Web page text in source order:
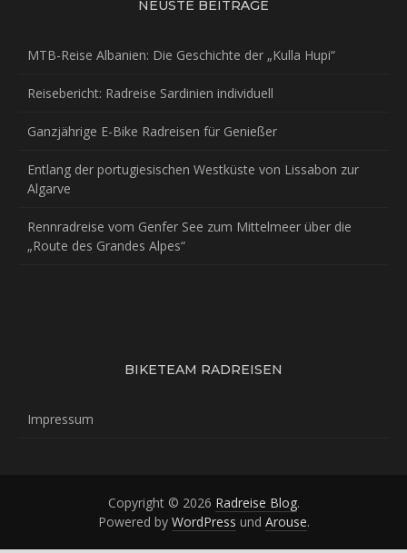
NEUSTE BEITRÄGE
MTB-Reise Albanien: Die Geschichte der „Kulla Hupi“
Reisebericht: Radreise Sardinien individuell
Ganzjährige E-Bike Radreisen für Genießer
Entlang der portugiesischen Westküste von Lissabon zur
Algarve
Rennradreise vom Genfer See zum Mittelmeer über die
„Route des Grandes Alpes“
BIKETEAM RADREISEN
Impressum
Copyright © 2026 Radreise Blog.
Powered by WordPress und Arouse.